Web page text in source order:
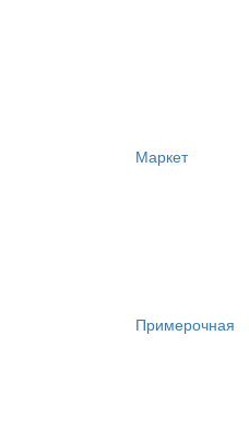
Маркет
Примерочная